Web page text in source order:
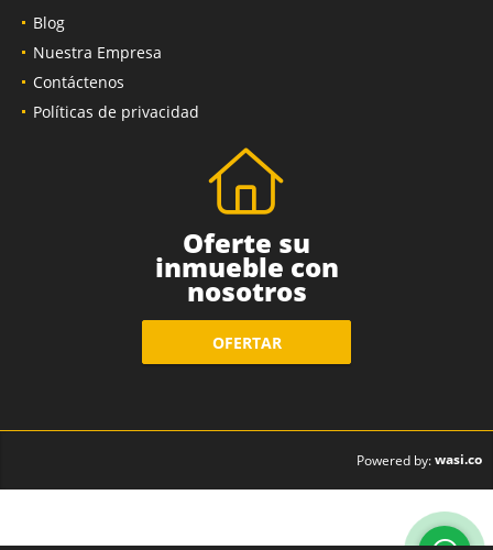
Blog
Nuestra Empresa
Contáctenos
Políticas de privacidad
Oferte su
inmueble con
nosotros
OFERTAR
Powered by:wasi.co